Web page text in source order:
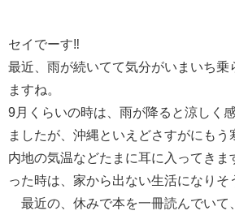
セイでーす‼
最近、雨が続いてて気分がいまいち乗
ますね。
9月くらいの時は、雨が降ると涼しく
ましたが、沖縄といえどさすがにもう
内地の気温などたまに耳に入ってきま
った時は、家から出ない生活になりそ
最近の、休みで本を一冊読んでいて